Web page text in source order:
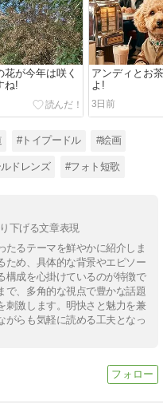
花が今年は咲く
ね!
アンディとお
よ!
3日前
#トイプードル #絵画
ドレンズ #フォト短歌
下げる文章表現
たるテーマを鮮やかに紹介しま
ため、具体的な背景やエピソー
構成を心掛けているのが特徴で
で、多角的な視点で豊かな話題
刺激します。明快さと魅力を兼
がらも気軽に読める工夫となっ